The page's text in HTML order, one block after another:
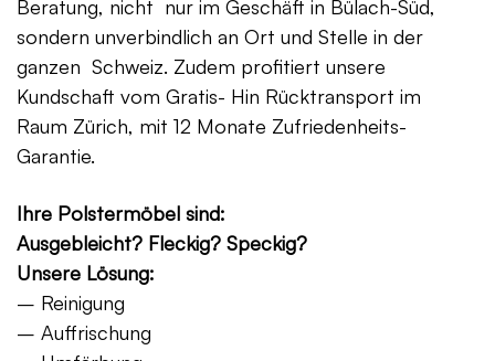
Beratung, nicht nur im Geschäft in Bülach-Süd,
sondern unverbindlich an Ort und Stelle in der
ganzen Schweiz. Zudem profitiert unsere
Kundschaft vom Gratis- Hin Rücktransport im
Raum Zürich, mit 12 Monate Zufriedenheits-
Garantie.
Ihre Polstermöbel sind:
Ausgebleicht? Fleckig? Speckig?
Unsere Lösung:
– Reinigung
– Auffrischung